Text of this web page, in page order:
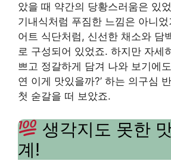
았을 때 약간의 당황스러움은 있
기내식처럼 푸짐한 느낌은 아니
어트 식단처럼, 신선한 채소와 담
로 구성되어 있었죠. 하지만 자세
쁘고 정갈하게 담겨 나와 보기에
연 이게 맛있을까?’ 하는 의구심
첫 숟갈을 떠 보았죠.
생각지도 못한
계!